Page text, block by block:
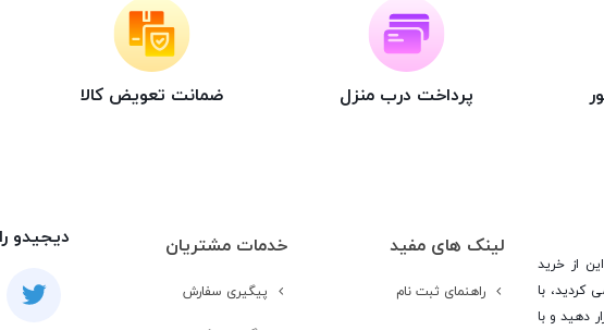
پرداخت درب منزل ضمانت تعویض کالا
از خرید
کردید، با
دهید و با
لینک های مفید
راهنمای ثبت نام
خدمات مشتریان
پیگیری سفارش
دیجیدو